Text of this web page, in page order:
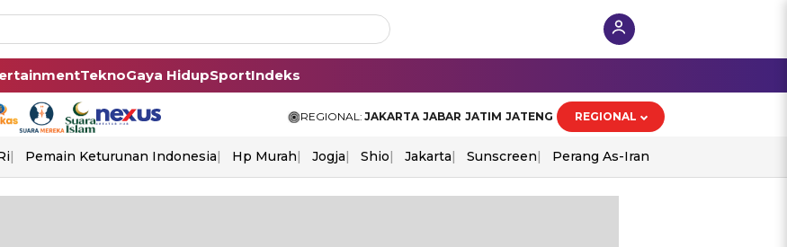
TeknoGaya HidupSportIndeks
REGIONAL: JAKARTA JABAR JATIM JATENG REGIONAL
Pemain Keturunan Indonesia Hp Murah Jogja Shio Jakarta Sunscreen Perang As-Iran